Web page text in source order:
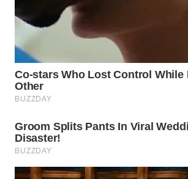
WN
NIAS
WN
LANGKAT
TAPANULI
SELATAN
WN